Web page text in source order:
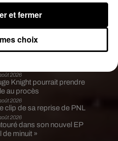
une session live
son nouveau single «
Woulda »
2026
Knight pourrait prendre
au procès
2026
clip de sa reprise de PNL
2026
dans son nouvel EP
de minuit »
choix
et fermer